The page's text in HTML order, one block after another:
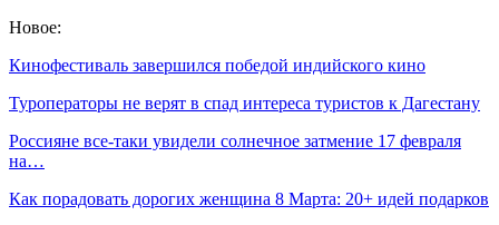
Новое:
Кинофестиваль завершился победой индийского кино
Туроператоры не верят в спад интереса туристов к Дагестану
Россияне все-таки увидели солнечное затмение 17 февраля
на…
Как порадовать дорогих женщина 8 Марта: 20+ идей подарков